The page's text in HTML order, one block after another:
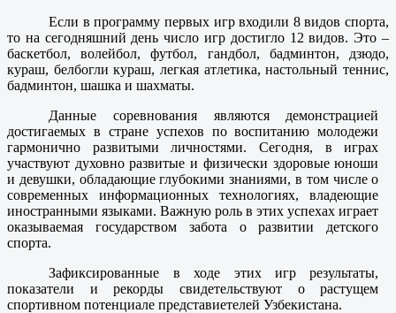
Если в программу первых игр входили 8 видов спорта,
то на сегодняшний день число игр достигло 12 видов. Это –
баскетбол, волейбол, футбол, гандбол, бадминтон, дзюдо,
кураш, белбогли кураш, легкая атлетика, настольный теннис,
бадминтон, шашка и шахматы.
Данные соревнования являются демонстрацией
достигаемых в стране успехов по воспитанию молодежи
гармонично развитыми личностями. Сегодня, в играх
участвуют духовно развитые и физически здоровые юноши
и девушки, обладающие глубокими знаниями, в том числе о
современных информационных технологиях, владеющие
иностранными языками. Важную роль в этих успехах играет
оказываемая государством забота о развитии детского
спорта.
Зафиксированные в ходе этих игр результаты,
показатели и рекорды свидетельствуют о растущем
спортивном потенциале представиетелей Узбекистана.